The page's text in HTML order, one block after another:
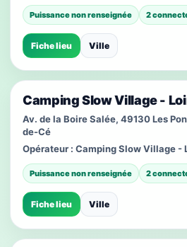
Puissance non renseignée 2
Fiche lieu Ville
Camping Slow Village -
Av. de la Boire Salée, 49130 Les
de-Cé
Opérateur : Camping Slow Village -
Puissance non renseignée 2
Fiche lieu Ville